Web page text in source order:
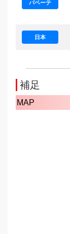
パペーテ
日本
補足
MAP